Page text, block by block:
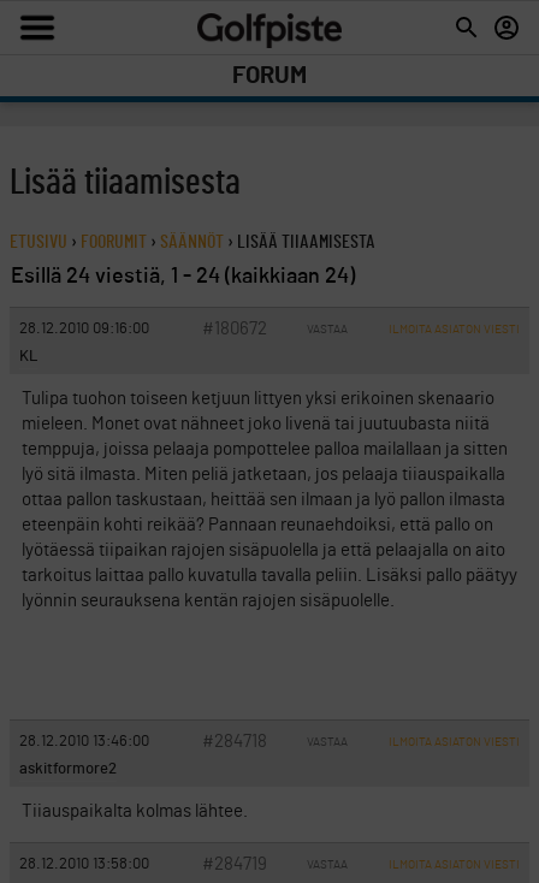
FORUM
Lisää tiiaamisesta
ETUSIVU › FOORUMIT › SÄÄNNÖT › LISÄÄ TIIAAMISESTA
Esillä 24 viestiä, 1 - 24 (kaikkiaan 24)
28.12.2010 09:16:00 #180672 VASTAA ILMOITA ASIATON VIESTI
KL
Tulipa tuohon toiseen ketjuun littyen yksi erikoinen skenaario
mieleen. Monet ovat nähneet joko livenä tai juutuubasta niitä
temppuja, joissa pelaaja pompottelee palloa mailallaan ja sitten
lyö sitä ilmasta. Miten peliä jatketaan, jos pelaaja tiiauspaikalla
ottaa pallon taskustaan, heittää sen ilmaan ja lyö pallon ilmasta
eteenpäin kohti reikää? Pannaan reunaehdoiksi, että pallo on
lyötäessä tiipaikan rajojen sisäpuolella ja että pelaajalla on aito
tarkoitus laittaa pallo kuvatulla tavalla peliin. Lisäksi pallo päätyy
lyönnin seurauksena kentän rajojen sisäpuolelle.
28.12.2010 13:46:00 #284718 VASTAA ILMOITA ASIATON VIESTI
askitformore2
Tiiauspaikalta kolmas lähtee.
28.12.2010 13:58:00 #284719 VASTAA ILMOITA ASIATON VIESTI